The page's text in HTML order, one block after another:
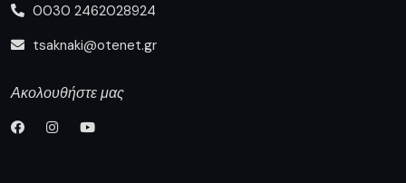
0030 2462028924
tsaknaki@otenet.gr
Ακολουθήστε μας